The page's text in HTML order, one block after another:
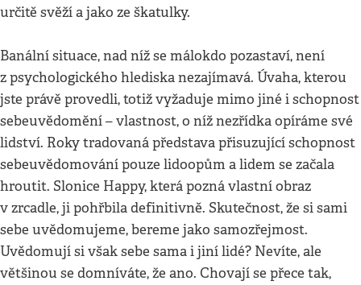
určitě svěží a jako ze škatulky.
Banální situace, nad níž se málokdo pozastaví, není
z psychologického hlediska nezajímavá. Úvaha, kterou
jste právě provedli, totiž vyžaduje mimo jiné i schopnost
sebeuvědomění – vlastnost, o níž nezřídka opíráme své
lidství. Roky tradovaná představa přisuzující schopnost
sebeuvědomování pouze lidoopům a lidem se začala
hroutit. Slonice Happy, která pozná vlastní obraz
v zrcadle, ji pohřbila definitivně. Skutečnost, že si sami
sebe uvědomujeme, bereme jako samozřejmost.
Uvědomují si však sebe sama i jiní lidé? Nevíte, ale
většinou se domníváte, že ano. Chovají se přece tak,